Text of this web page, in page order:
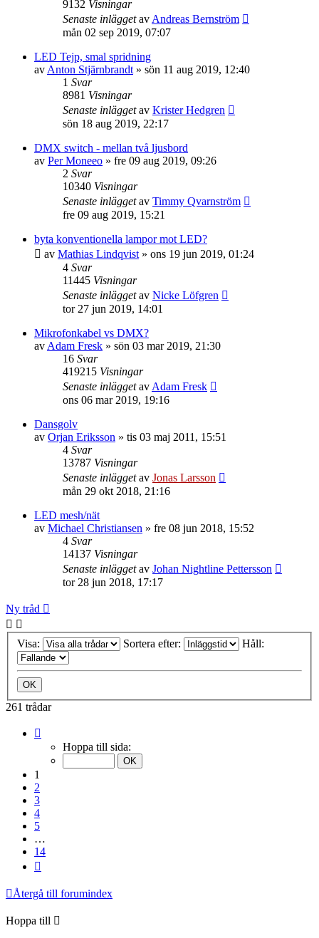
9132 Visningar
Senaste inläggetav Andreas Bernström
mån 02 sep 2019, 07:07
LED Tejp, smal spridning
av Anton Stjärnbrandt » sön 11 aug 2019, 12:40
1 Svar
8981 Visningar
Senaste inläggetav Krister Hedgren
sön 18 aug 2019, 22:17
DMX switch - mellan två ljusbord
av Per Moneeo » fre 09 aug 2019, 09:26
2 Svar
10340 Visningar
Senaste inläggetav Timmy Qvarnström
fre 09 aug 2019, 15:21
byta konventionella lampor mot LED?
av Mathias Lindqvist » ons 19 jun 2019, 01:24
4 Svar
11445 Visningar
Senaste inläggetav Nicke Löfgren
tor 27 jun 2019, 14:01
Mikrofonkabel vs DMX?
av Adam Fresk » sön 03 mar 2019, 21:30
16 Svar
419215 Visningar
Senaste inläggetav Adam Fresk
ons 06 mar 2019, 19:16
Dansgolv
av Orjan Eriksson » tis 03 maj 2011, 15:51
4 Svar
13787 Visningar
Senaste inläggetav Jonas Larsson
mån 29 okt 2018, 21:16
LED mesh/nät
av Michael Christiansen » fre 08 jun 2018, 15:52
4 Svar
14137 Visningar
Senaste inläggetav Johan Nightline Pettersson
tor 28 jun 2018, 17:17
Ny tråd
Visa: Sortera efter: Håll:
261 trådar
Hoppa till sida:
1
2
3
4
5
…
14
Återgå till forumindex
Hoppa till